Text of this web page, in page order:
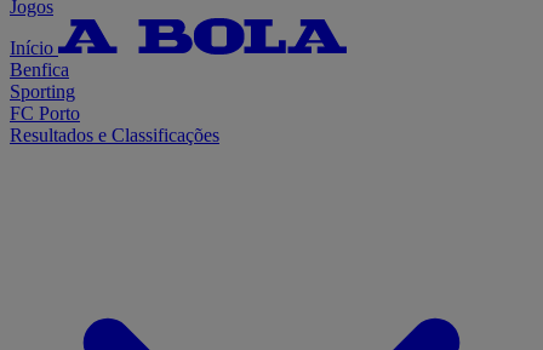
Jogos
Início
Benfica
Sporting
FC Porto
Resultados e Classificações